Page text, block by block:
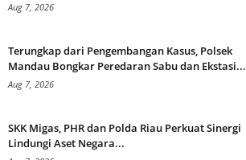
Aug 7, 2026
Terungkap dari Pengembangan Kasus, Polsek
Mandau Bongkar Peredaran Sabu dan Ekstasi...
Aug 7, 2026
SKK Migas, PHR dan Polda Riau Perkuat Sinergi
Lindungi Aset Negara...